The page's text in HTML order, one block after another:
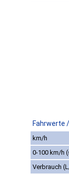
Fahrwerte
km/h
0-100 km/h
Verbrauch